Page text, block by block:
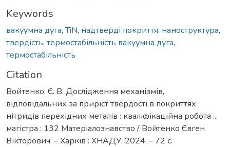
Keywords
вакуумна дуга,TiN, надтверді покриття, наноструктура,
твердість, термостабільність вакуумна дуга,
термостабільність
Citation
Войтенко, Є. В. Дослідження механізмів,
відповідальних за приріст твердості в покриттях
нітридів перехідних металів : кваліфікаційна робота ...
магістра : 132 Матеріалознавство / Войтенко Євген
Вікторович. – Харків : ХНАДУ, 2024. – 72 с.